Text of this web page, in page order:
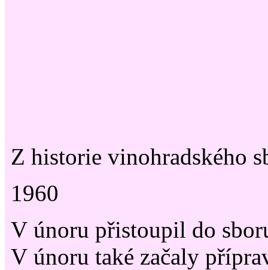
Z historie vinohradského
1960
V únoru přistoupil do
V únoru také začaly